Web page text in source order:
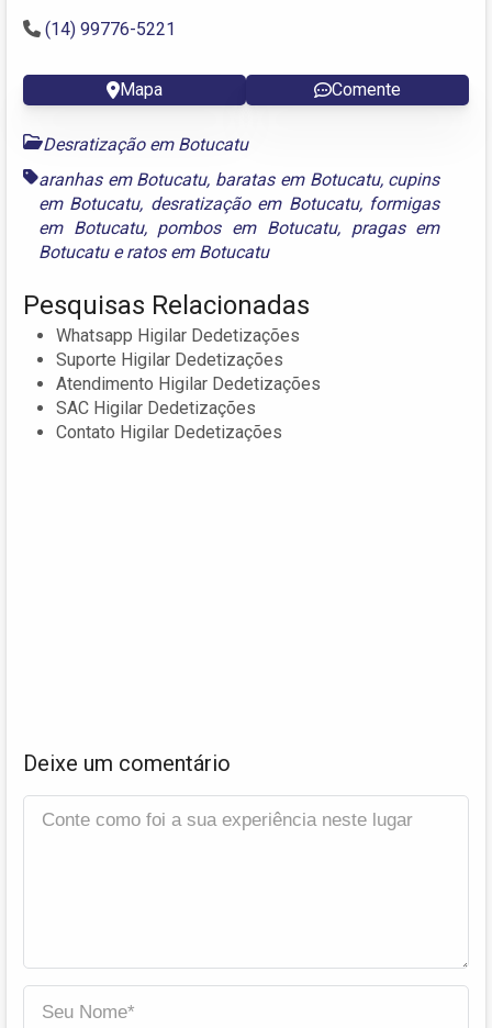
(14) 99776-5221
Mapa Comente
Desratização em Botucatu
aranhas em Botucatu, baratas em Botucatu, cupins
em Botucatu, desratização em Botucatu, formigas
em Botucatu, pombos em Botucatu, pragas em
Botucatueratos em Botucatu
Pesquisas Relacionadas
Whatsapp Higilar Dedetizações
Suporte Higilar Dedetizações
Atendimento Higilar Dedetizações
SAC Higilar Dedetizações
Contato Higilar Dedetizações
Deixe um comentário